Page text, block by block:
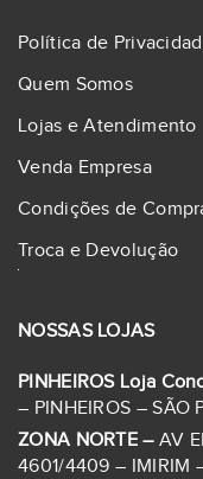
Política de
Quem Somos
Lojas e Atendimento
Venda Empresa
Condições de
Troca e Devolução
NOSSAS LOJAS
PINHEIROS Loja
– PINHEIROS – SÃO
ZONA NORTE – AV
4601/4409 – IMIRIM